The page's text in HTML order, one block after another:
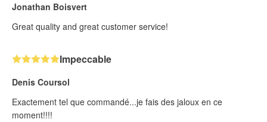
Jonathan Boisvert
Great quality and great customer service!
Impeccable
Denis Coursol
Exactement tel que commandé...je fais des jaloux en ce
moment!!!!